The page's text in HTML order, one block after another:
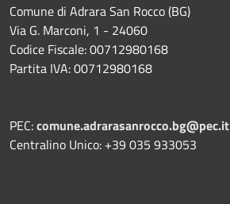
Comune di Adrara San Rocco (BG)
Via G. Marconi, 1 - 24060
Codice Fiscale: 00712980168
Partita IVA: 00712980168
PEC:comune.adrarasanrocco.bg@pec.it
Centralino Unico: +39 035 933053